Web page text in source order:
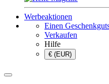
Werbeaktionen
Einen
Verkaufen
Hilfe
€ (EUR)